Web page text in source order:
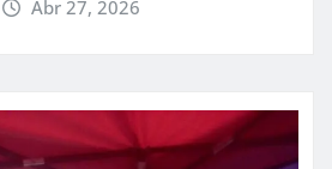
Abr 27, 2026